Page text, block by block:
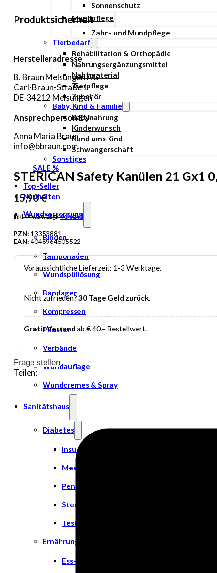
Sonnenschutz
Mundpflege
Zahn- und Mundpflege
Tierbedarf
Rehabilitation & Orthopädie
Nahrungsergänzungsmittel
Nahtmaterial
Tierpflege
Zubehör
Baby, Kind & Familie
Babynahrung
Kinderwunsch
Rund ums Kind
Schwangerschaft
Sonstiges
SALE %
Top-Seller
Neuheiten
Wundversorgung
Binden
Tamponaden
Wundspüllösung
Bandagen
Kompressen
Pflaster
Verbände
Wundauflage
Wundcremes & Spray
Sanitätshaus
Diabetes
Insulinspritzen
Messgeräte
Pen Nadeln
Stechhilfen
Teststreifen
Ernährung & Trinkhilfen
Ess- und Trinkhilfen
Produktsicherheit
Herstelleradresse
B. Braun Melsungen AG
Carl-Braun-Straße 1
DE-34212 Melsungen
Ansprechperson EU
Anna Maria Braun
info@bbraun.com
STERICAN Safety Kanülen 21 Gx1
15,90€
inkl. MwSt. zzgl.Versand
PZN: 13353881
EAN: 4046964505522
Voraussichtliche Lieferzeit: 1-3 Werktage.
Nicht zufrieden?30 Tage Geld zurück.
Gratis Versand ab € 40,– Bestellwert.
Frage stellen
Teilen: